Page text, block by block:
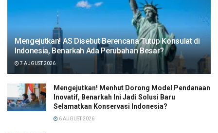
Mengejutkan! AS Disebut Berencana Tutup Konsulat di
Indonesia, Benarkah Ada Perubahan Besar?
7 AUGUST 2026
Mengejutkan! Menhut Dorong Model Pendanaan
Inovatif, Benarkah Ini Jadi Solusi Baru
Selamatkan Konservasi Indonesia?
6 AUGUST 2026